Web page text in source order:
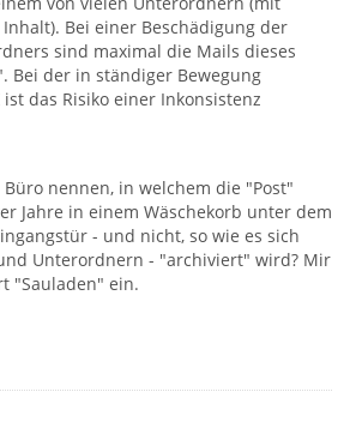
Bei einer Beschädigung der
sind maximal die Mails dieses
Bei der in ständiger Bewegung
das Risiko einer Inkonsistenz
nennen, in welchem die "Post"
Jahre in einem Wäschekorb unter dem
- und nicht, so wie es sich
Unterordnern - "archiviert" wird? Mir
"Sauladen" ein.